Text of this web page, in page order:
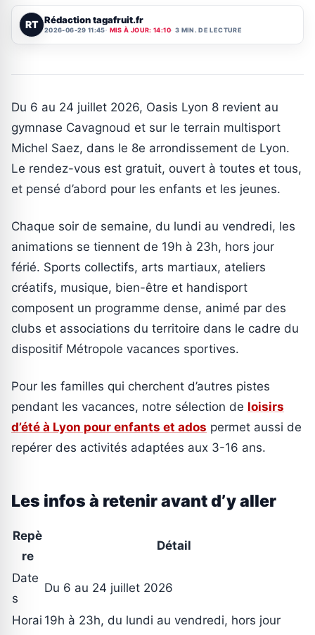
RT Rédaction tagafruit.fr
2026-06-29 11:45 MIS À JOUR: 14:10 3 MIN. DE LECTURE
Du 6 au 24 juillet 2026, Oasis Lyon 8 revient au
gymnase Cavagnoud et sur le terrain multisport
Michel Saez, dans le 8e arrondissement de Lyon.
Le rendez-vous est gratuit, ouvert à toutes et tous,
et pensé d’abord pour les enfants et les jeunes.
Chaque soir de semaine, du lundi au vendredi, les
animations se tiennent de 19h à 23h, hors jour
férié. Sports collectifs, arts martiaux, ateliers
créatifs, musique, bien-être et handisport
composent un programme dense, animé par des
clubs et associations du territoire dans le cadre du
dispositif Métropole vacances sportives.
Pour les familles qui cherchent d’autres pistes
pendant les vacances, notre sélection de loisirs
d’été à Lyon pour enfants et ados permet aussi de
repérer des activités adaptées aux 3-16 ans.
Les infos à retenir avant d’y aller
Repè
re
Détail
Date
s
Du 6 au 24 juillet 2026
Horai 19h à 23h, du lundi au vendredi, hors jour